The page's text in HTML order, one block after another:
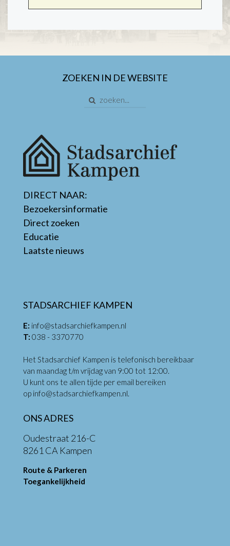
ZOEKEN IN DE WEBSITE
DIRECT NAAR:
Bezoekersinformatie
Direct zoeken
Educatie
Laatste nieuws
STADSARCHIEF KAMPEN
E: info@stadsarchiefkampen.nl
T: 038 - 3370770
Het Stadsarchief Kampen is telefonisch bereikbaar
van maandag t/m vrijdag van 9:00 tot 12:00.
U kunt ons te allen tijde per email bereiken
op info@stadsarchiefkampen.nl.
ONS ADRES
Oudestraat 216-C
8261 CA Kampen
Route & Parkeren
Toegankelijkheid